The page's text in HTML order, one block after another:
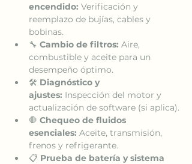
encendido: Verificación y
reemplazo de bujías, cables y
bobinas.
🔧 Cambio de filtros: Aire,
combustible y aceite para un
desempeño óptimo.
🛠️ Diagnóstico y
ajustes: Inspección del motor y
actualización de software (si aplica).
🛑 Chequeo de fluidos
esenciales: Aceite, transmisión,
frenos y refrigerante.
📋 Prueba de batería y sistema